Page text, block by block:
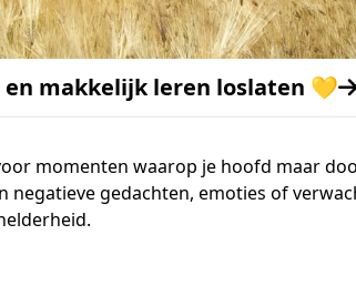
en makkelijk leren loslaten 💛
momenten waarop je hoofd maar
negatieve gedachten, emoties of